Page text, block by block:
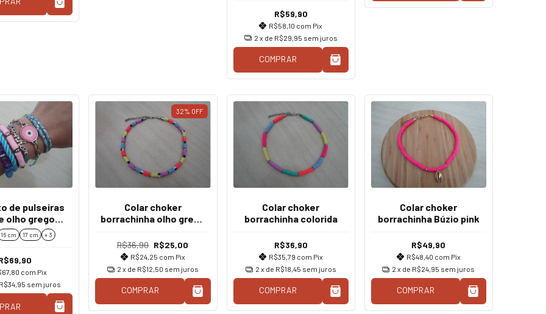
R$59,90
R$58,10 com Pix
2 x de R$29,95 sem juros
COMPRAR
de pulseiras
olho grego
azul
16 cm 17 cm + 3
com Pix
R$34,95 sem juros
32% OFF
Colar choker
borrachinha olho grego
R$36,90 R$25,00
R$24,25 com Pix
2 x de R$12,50 sem juros
COMPRAR
Colar choker
borrachinha colorida
R$36,90
R$35,79 com Pix
2 x de R$18,45 sem juros
COMPRAR
Colar choker
borrachinha Búzio pink
R$49,90
R$48,40 com Pix
2 x de R$24,95 sem juros
COMPRAR